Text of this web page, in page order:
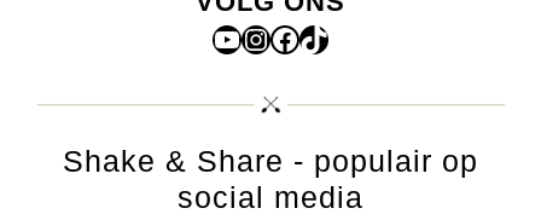
YouTube
Instagram
Facebook
TikTok
Shake & Share - populair op
social media